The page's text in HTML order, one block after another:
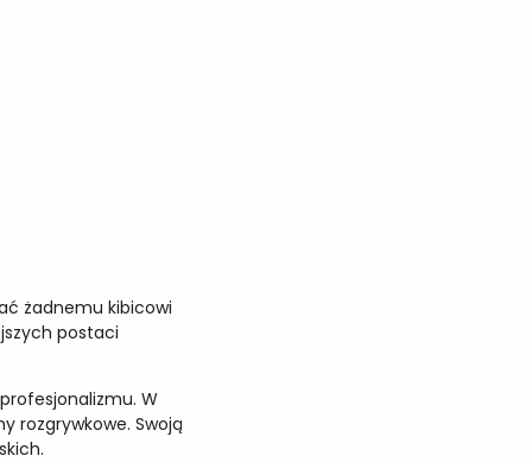
żadnemu kibicowi
postaci
W
rozgrywkowe. Swoją